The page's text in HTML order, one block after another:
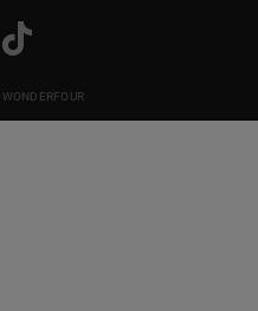
WONDERFOUR